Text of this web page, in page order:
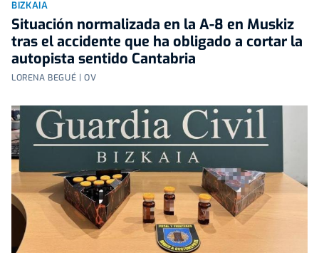
BIZKAIA
Situación normalizada en la A-8 en Muskiz
tras el accidente que ha obligado a cortar la
autopista sentido Cantabria
LORENA BEGUÉ | OV